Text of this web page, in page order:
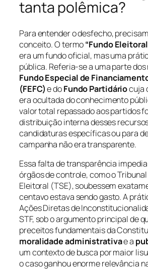
tanta polêmica?
Para entender o desfecho,
conceito. O termo“Fundo
era um fundo oficial, mas uma
pública. Referia-se a uma parte
Fundo Especial de
(FEFC)e doFundo Partidáriocuja
era ocultada do conhecimento
valor total repassado aos partidos
distribuição interna desses
candidaturas específicas ou para
campanha não era transparente.
Essa falta de transparência
órgãos de controle, como o
Eleitoral (TSE), soubessem
centavo estava sendo gasto. A
Ações Diretas de
STF, sob o argumento principal de
preceitos fundamentais da
moralidade administrativae a
um contexto de busca por maior
o caso ganhou enorme relevância